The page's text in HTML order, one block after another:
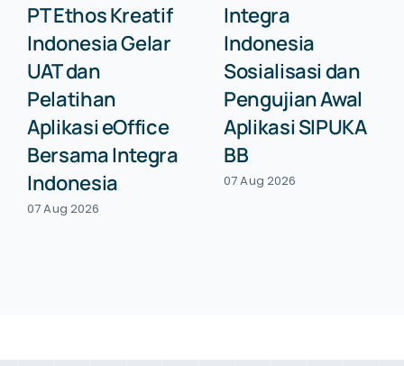
PT Ethos Kreatif
Indonesia Gelar
UAT dan
Pelatihan
Aplikasi eOffice
Bersama Integra
Indonesia
07 Aug 2026
Integra
Indonesia
Sosialisasi dan
Pengujian Awal
Aplikasi SIPUKA
BB
07 Aug 2026